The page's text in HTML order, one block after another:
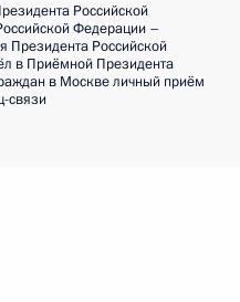
Российской
Федерации –
Президента Российской
в Приёмной Президента
в Москве личный приём
связи